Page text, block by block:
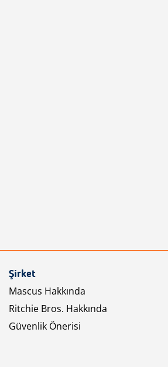
Şirket
Mascus Hakkında
Ritchie Bros. Hakkında
Güvenlik Önerisi